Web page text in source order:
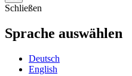
Schließen
Sprache auswählen
Deutsch
English